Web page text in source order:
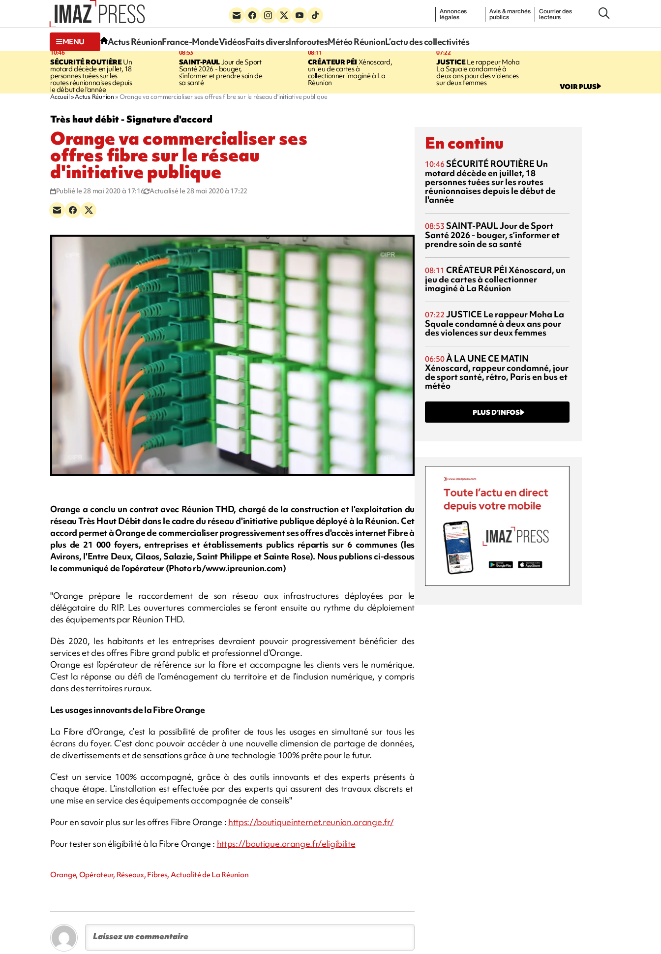
Annonces
légales
Avis & marchés
publics
Courrier des
lecteurs
MENU Actus RéunionFrance-MondeVidéosFaits diversInforoutesMétéo RéunionL’actu des collectivités
10:46
SÉCURITÉ ROUTIÈREUn
motard décède en juillet, 18
personnes tuées sur les
routes réunionnaises depuis
le début de l'année
08:53
SAINT-PAULJour de Sport
Santé 2026 - bouger,
s’informer et prendre soin de
sa santé
08:11
CRÉATEUR PÉIXénoscard,
un jeu de cartes à
collectionner imaginé à La
Réunion
07:22
JUSTICELe rappeur Moha
La Squale condamné à
deux ans pour des violences
sur deux femmes VOIR PLUS
Accueil Actus Réunion Orange va commercialiser ses offres fibre sur le réseau d'initiative publique
Très haut débit - Signature d'accord
Orange va commercialiser ses
offres fibre sur le réseau
d'initiative publique
Publié le 28 mai 2020 à 17:16 Actualisé le 28 mai 2020 à 17:22
Orange a conclu un contrat avec Réunion THD, chargé de la construction et l'exploitation du
réseau Très Haut Débit dans le cadre du réseau d'initiative publique déployé à la Réunion. Cet
accord permet à Orange de commercialiser progressivement ses offres d'accès internet Fibre à
plus de 21 000 foyers, entreprises et établissements publics répartis sur 6 communes (les
Avirons, l'Entre Deux, Cilaos, Salazie, Saint Philippe et Sainte Rose). Nous publions ci-dessous
le communiqué de l'opérateur (Photo rb/www.ipreunion.com)
"Orange prépare le raccordement de son réseau aux infrastructures déployées par le
délégataire du RIP. Les ouvertures commerciales se feront ensuite au rythme du déploiement
des équipements par Réunion THD.
Dès 2020, les habitants et les entreprises devraient pouvoir progressivement bénéficier des
services et des offres Fibre grand public et professionnel d’Orange.
Orange est l’opérateur de référence sur la fibre et accompagne les clients vers le numérique.
C’est la réponse au défi de l’aménagement du territoire et de l’inclusion numérique, y compris
dans des territoires ruraux.
Les usages innovants de la Fibre Orange
La Fibre d’Orange, c’est la possibilité de profiter de tous les usages en simultané sur tous les
écrans du foyer. C’est donc pouvoir accéder à une nouvelle dimension de partage de données,
de divertissements et de sensations grâce à une technologie 100% prête pour le futur.
C’est un service 100% accompagné, grâce à des outils innovants et des experts présents à
chaque étape. L’installation est effectuée par des experts qui assurent des travaux discrets et
une mise en service des équipements accompagnée de conseils"
Pour en savoir plus sur les offres Fibre Orange : https://boutiqueinternet.reunion.orange.fr/
Pour tester son éligibilité à la Fibre Orange : https://boutique.orange.fr/eligibilite
Orange, Opérateur, Réseaux, Fibres, Actualité de La Réunion
En continu
10:46 SÉCURITÉ ROUTIÈRE Un
motard décède en juillet, 18
personnes tuées sur les routes
réunionnaises depuis le début de
l'année
08:53 SAINT-PAULJour de Sport
Santé 2026 - bouger, s’informer et
prendre soin de sa santé
08:11 CRÉATEUR PÉIXénoscard, un
jeu de cartes à collectionner
imaginé à La Réunion
07:22 JUSTICE Le rappeur Moha La
Squale condamné à deux ans pour
des violences sur deux femmes
06:50À LA UNE CE MATIN
Xénoscard, rappeur condamné, jour
de sport santé, rétro, Paris en bus et
météo
PLUS D’INFOS